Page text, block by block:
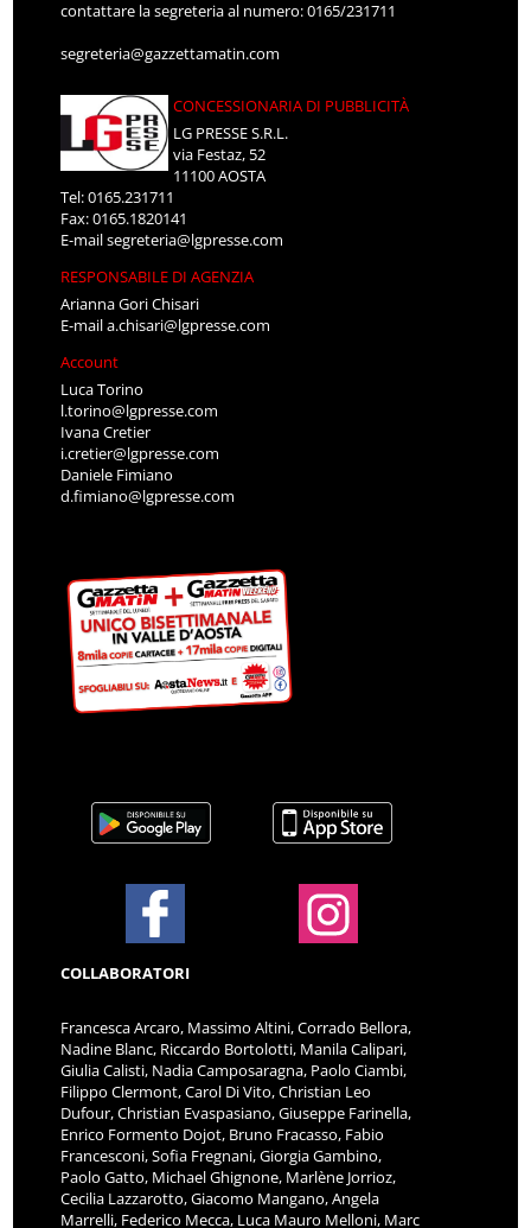
contattare la segreteria al numero: 0165/231711
segreteria@gazzettamatin.com
CONCESSIONARIA DI PUBBLICITÀ
LG PRESSE S.R.L.
via Festaz, 52
11100 AOSTA
Tel: 0165.231711
Fax: 0165.1820141
E-mailsegreteria@lgpresse.com
RESPONSABILE DI AGENZIA
Arianna Gori Chisari
E-maila.chisari@lgpresse.com
Account
Luca Torino
l.torino@lgpresse.com
Ivana Cretier
i.cretier@lgpresse.com
Daniele Fimiano
d.fimiano@lgpresse.com
COLLABORATORI
Francesca Arcaro, Massimo Altini, Corrado Bellora,
Nadine Blanc, Riccardo Bortolotti, Manila Calipari,
Giulia Calisti, Nadia Camposaragna, Paolo Ciambi,
Filippo Clermont, Carol Di Vito, Christian Leo
Dufour, Christian Evaspasiano, Giuseppe Farinella,
Enrico Formento Dojot, Bruno Fracasso, Fabio
Francesconi, Sofia Fregnani, Giorgia Gambino,
Paolo Gatto, Michael Ghignone, Marlène Jorrioz,
Cecilia Lazzarotto, Giacomo Mangano, Angela
Marrelli, Federico Mecca, Luca Mauro Melloni, Marc